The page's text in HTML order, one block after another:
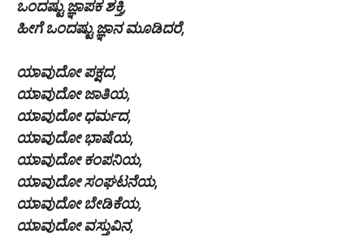
ಒಂದಷ್ಟು ಜ್ಞಾಪಕ ಶಕ್ತಿ,
ಹೀಗೆ ಒಂದಷ್ಟು ಜ್ಞಾನ ಮೂಡಿದರೆ,
ಯಾವುದೋ ಪಕ್ಷದ,
ಯಾವುದೋ ಜಾತಿಯ,
ಯಾವುದೋ ಧರ್ಮದ,
ಯಾವುದೋ ಭಾಷೆಯ,
ಯಾವುದೋ ಕಂಪನಿಯ,
ಯಾವುದೋ ಸಂಘಟನೆಯ,
ಯಾವುದೋ ಬೇಡಿಕೆಯ,
ಯಾವುದೋ ವಸ್ತುವಿನ,